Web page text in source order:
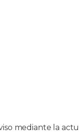
mediante la